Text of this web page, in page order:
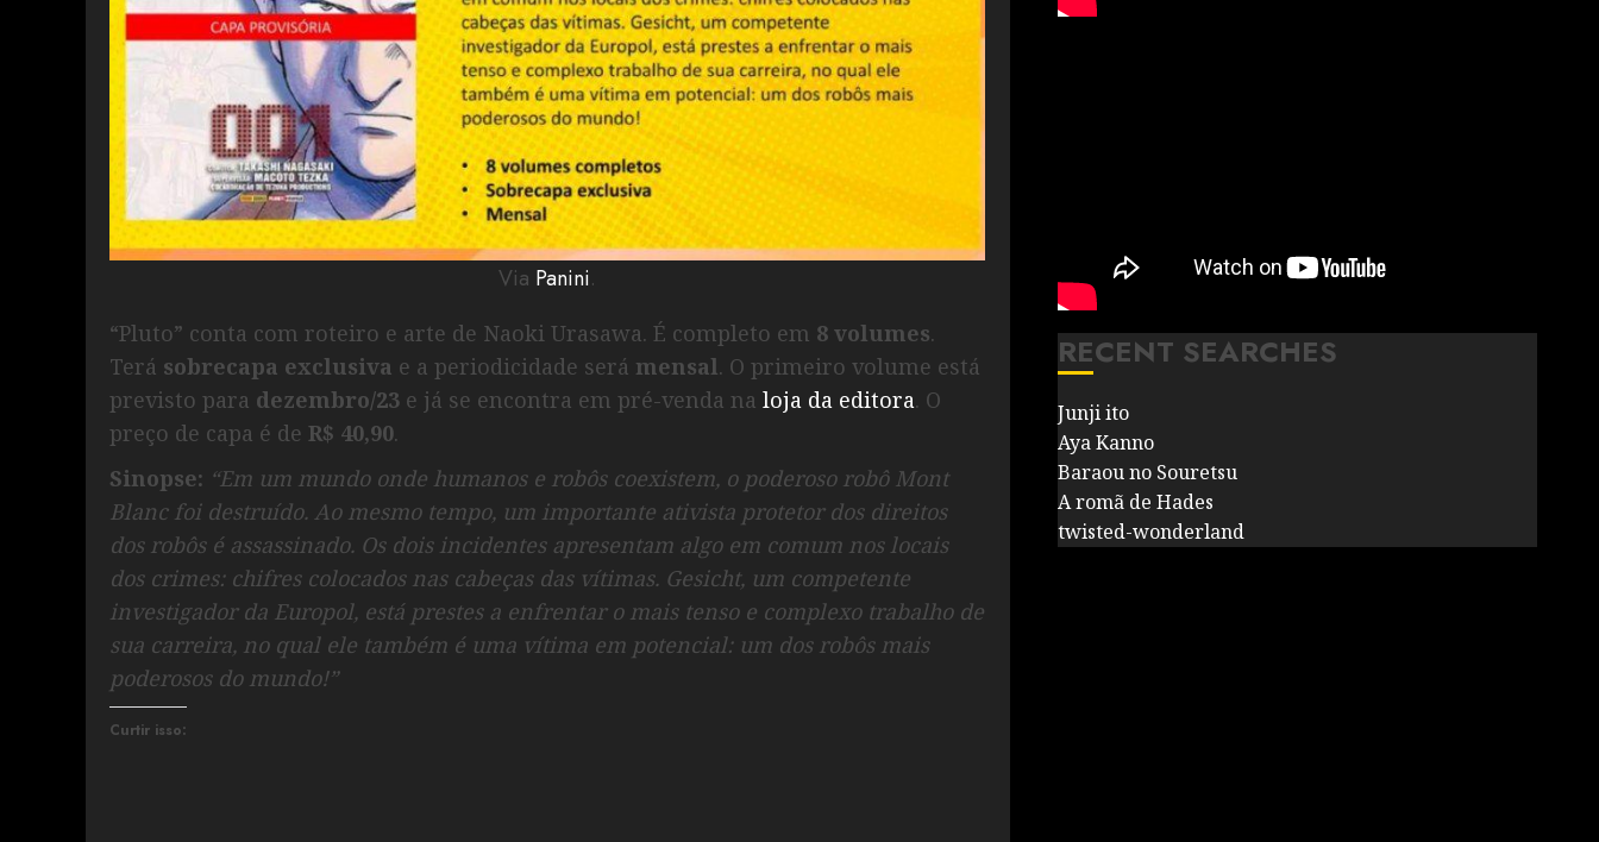
Via Panini.
“Pluto” conta com roteiro e arte de Naoki Urasawa. É completo em 8 volumes.
Terá sobrecapa exclusiva e a periodicidade será mensal. O primeiro volume está
previsto para dezembro/23 e já se encontra em pré-venda na loja da editora. O
preço de capa é de R$ 40,90.
Sinopse: “Em um mundo onde humanos e robôs coexistem, o poderoso robô Mont
Blanc foi destruído. Ao mesmo tempo, um importante ativista protetor dos direitos
dos robôs é assassinado. Os dois incidentes apresentam algo em comum nos locais
dos crimes: chifres colocados nas cabeças das vítimas. Gesicht, um competente
investigador da Europol, está prestes a enfrentar o mais tenso e complexo trabalho de
sua carreira, no qual ele também é uma vítima em potencial: um dos robôs mais
poderosos do mundo!”
Curtir isso:
RECENT SEARCHES
Junji ito
Aya Kanno
Baraou no Souretsu
A romã de Hades
twisted-wonderland